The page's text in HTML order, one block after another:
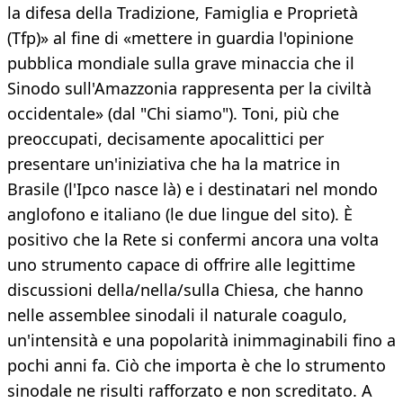
la difesa della Tradizione, Famiglia e Proprietà
(Tfp)» al fine di «mettere in guardia l'opinione
pubblica mondiale sulla grave minaccia che il
Sinodo sull'Amazzonia rappresenta per la civiltà
occidentale» (dal "Chi siamo"). Toni, più che
preoccupati, decisamente apocalittici per
presentare un'iniziativa che ha la matrice in
Brasile (l'Ipco nasce là) e i destinatari nel mondo
anglofono e italiano (le due lingue del sito). È
positivo che la Rete si confermi ancora una volta
uno strumento capace di offrire alle legittime
discussioni della/nella/sulla Chiesa, che hanno
nelle assemblee sinodali il naturale coagulo,
un'intensità e una popolarità inimmaginabili fino a
pochi anni fa. Ciò che importa è che lo strumento
sinodale ne risulti rafforzato e non screditato. A